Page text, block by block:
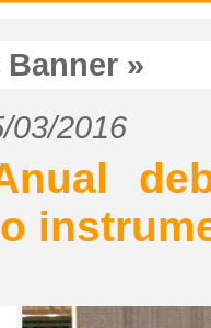
Banner »
03/2016